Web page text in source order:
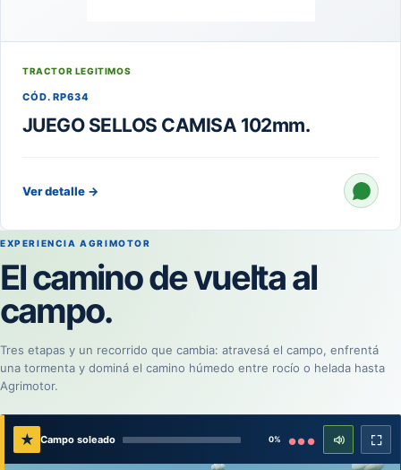
TRACTOR LEGITIMOS
CÓD. RP634
JUEGO SELLOS CAMISA 102mm.
Ver detalle →
EXPERIENCIA AGRIMOTOR
El camino de vuelta al
campo.
Tres etapas y un recorrido que cambia: atravesá el campo, enfrentá
una tormenta y dominá el camino húmedo entre rocío o helada hasta
Agrimotor.
★ Campo soleado 0% ●●●